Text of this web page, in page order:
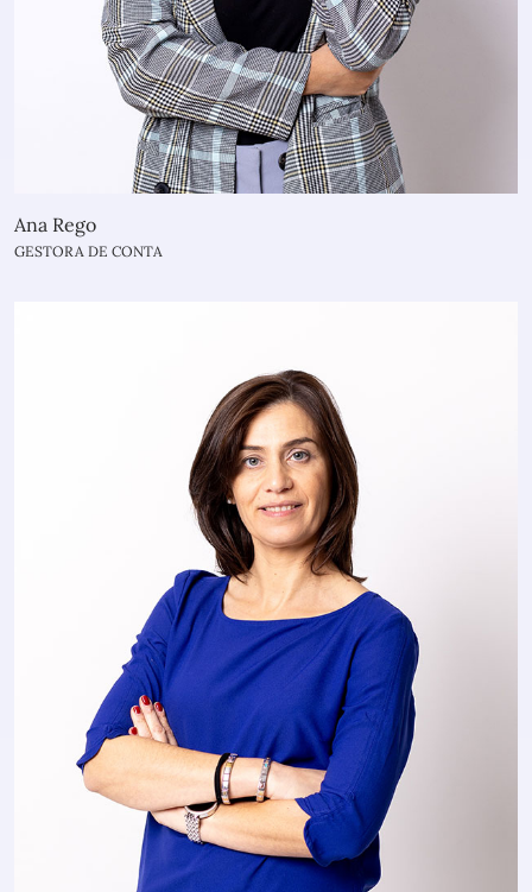
Ana Rego
GESTORA DE CONTA